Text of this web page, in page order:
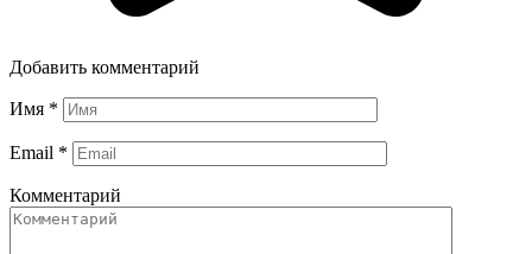
Добавить комментарий
Имя *
Email *
Комментарий